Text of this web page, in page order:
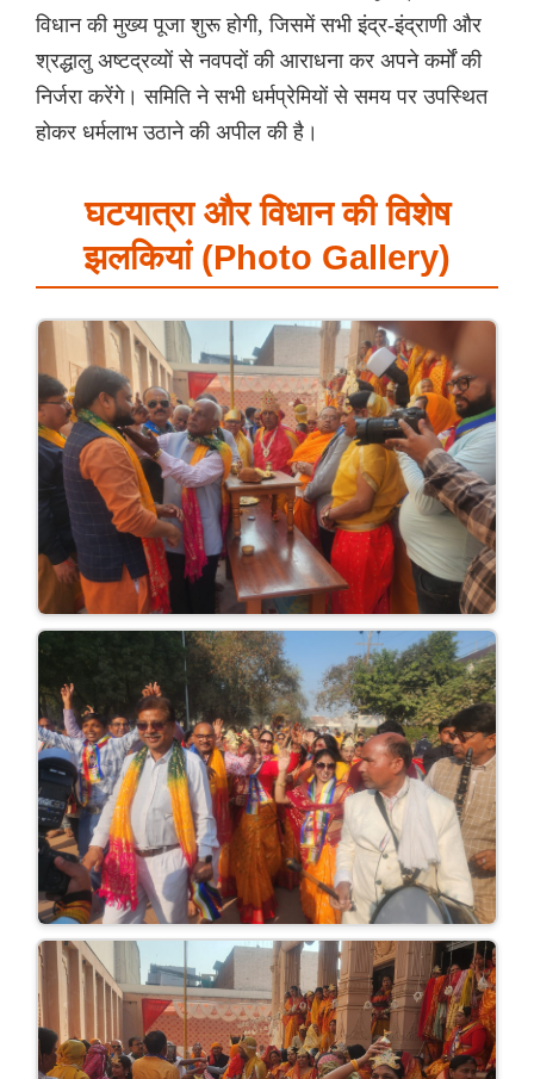
विधान की मुख्य पूजा शुरू होगी, जिसमें सभी इंद्र-इंद्राणी और
श्रद्धालु अष्टद्रव्यों से नवपदों की आराधना कर अपने कर्मों की
निर्जरा करेंगे। समिति ने सभी धर्मप्रेमियों से समय पर उपस्थित
होकर धर्मलाभ उठाने की अपील की है।
घटयात्रा और विधान की विशेष
झलकियां (Photo Gallery)